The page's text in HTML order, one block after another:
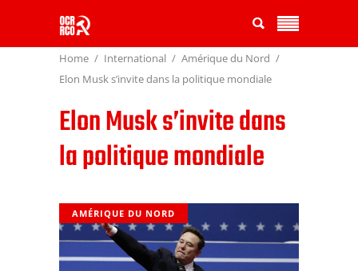
Home International
Amérique du Nord
Elon Musk s’invite dans la politique mondiale
Elon Musk s’invite dans
la politique mondiale
AMÉRIQUE DU NORD